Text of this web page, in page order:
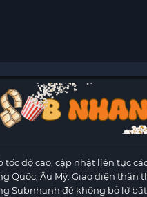
độ cao, cập nhật liên tục
Quốc, Âu Mỹ. Giao diện
Subnhanh để không bỏ lỡ